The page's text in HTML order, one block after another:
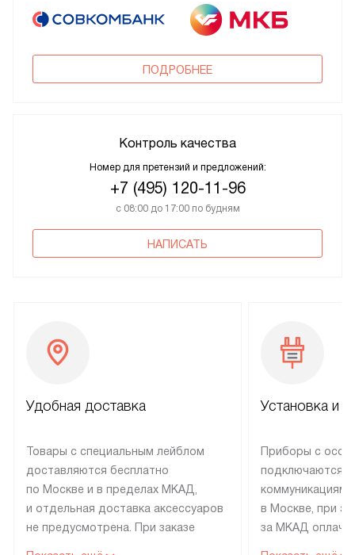
ПОДРОБНЕЕ
Контроль качества
Номер для претензий и предложений:
+7 (495) 120-11-96
с 08:00 до 17:00 по будням
НАПИСАТЬ
Удобная доставка
Товары с специальным лейблом
доставляются бесплатно
по Москве и в пределах МКАД,
и отдельная доставка аксессуаров
не предусмотрена. При заказе
Установка и
Приборы с
подключаются к
коммуникациям
в Москве, при
за МКАД